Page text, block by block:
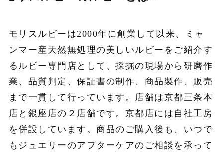
モリスルビーは2000年に創業して以来、ミャ
ンマー産天然無処理の美しいルビーをご紹介す
るルビー専門店として、採掘の現場から研磨作
業、品質判定、保証書の制作、商品製作、販売
まで一貫して行っています。店舗は京都三条本
店と銀座店の２店舗です。京都店には自社工房
を併設しています。商品のご購入後も、いつで
もジュエリーのアフターケアのご相談を承って